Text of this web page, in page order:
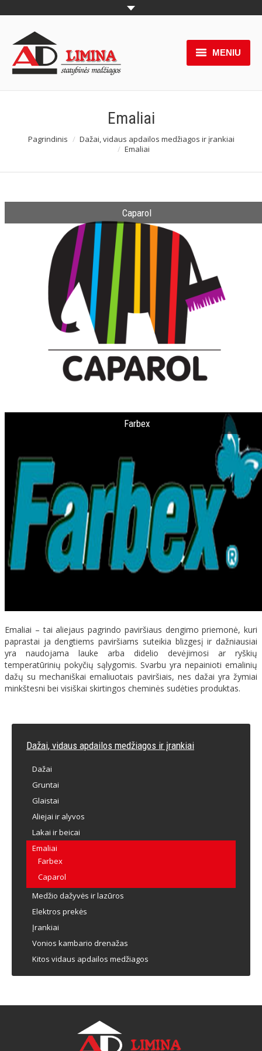
MENIU
Pakabinamos lubos
Naujienos
Partneriai
Apie mus
Kontaktai
Emaliai
You are here:
Pagrindinis
Dažai, vidaus apdailos medžiagos ir įrankiai
Emaliai
Caparol
Farbex
Emaliai – tai aliejaus pagrindo paviršiaus dengimo priemonė, kuri
paprastai ja dengtiems paviršiams suteikia blizgesį ir dažniausiai
yra naudojama lauke arba didelio devėjimosi ar ryškių
temperatūrinių pokyčių sąlygomis. Svarbu yra nepainioti emalinių
dažų su mechaniškai emaliuotais paviršiais, nes dažai yra žymiai
minkštesni bei visiškai skirtingos cheminės sudėties produktas.
Dažai, vidaus apdailos medžiagos ir įrankiai
Dažai
Gruntai
Glaistai
Aliejai ir alyvos
Lakai ir beicai
Emaliai
Farbex
Caparol
Medžio dažyvės ir lazūros
Elektros prekės
Įrankiai
Vonios kambario drenažas
Kitos vidaus apdailos medžiagos